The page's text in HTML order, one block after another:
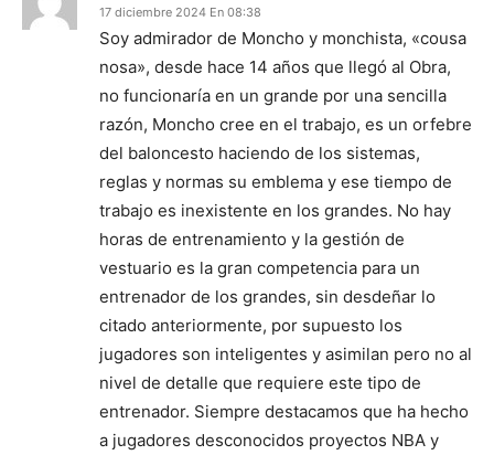
17 diciembre 2024 En 08:38
Soy admirador de Moncho y monchista, «cousa
nosa», desde hace 14 años que llegó al Obra,
no funcionaría en un grande por una sencilla
razón, Moncho cree en el trabajo, es un orfebre
del baloncesto haciendo de los sistemas,
reglas y normas su emblema y ese tiempo de
trabajo es inexistente en los grandes. No hay
horas de entrenamiento y la gestión de
vestuario es la gran competencia para un
entrenador de los grandes, sin desdeñar lo
citado anteriormente, por supuesto los
jugadores son inteligentes y asimilan pero no al
nivel de detalle que requiere este tipo de
entrenador. Siempre destacamos que ha hecho
a jugadores desconocidos proyectos NBA y